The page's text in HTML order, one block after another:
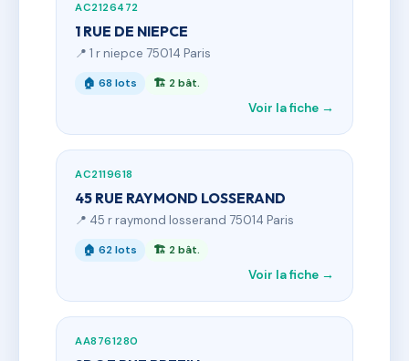
AC2126472
1 RUE DE NIEPCE
📍 1 r niepce 75014 Paris
🏠 68 lots 🏗 2 bât.
Voir la fiche →
AC2119618
45 RUE RAYMOND LOSSERAND
📍 45 r raymond losserand 75014 Paris
🏠 62 lots 🏗 2 bât.
Voir la fiche →
AA8761280